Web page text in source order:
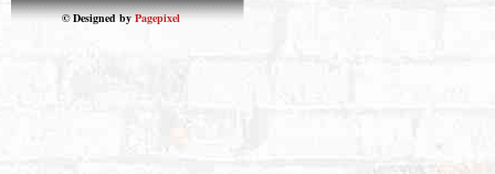
© Designed byPagepixel